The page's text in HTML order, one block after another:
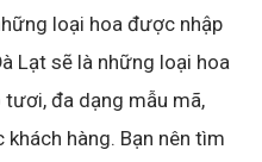
loại hoa được nhập
Lạt sẽ là những loại hoa
đa dạng mẫu mã,
hàng. Bạn nên tìm